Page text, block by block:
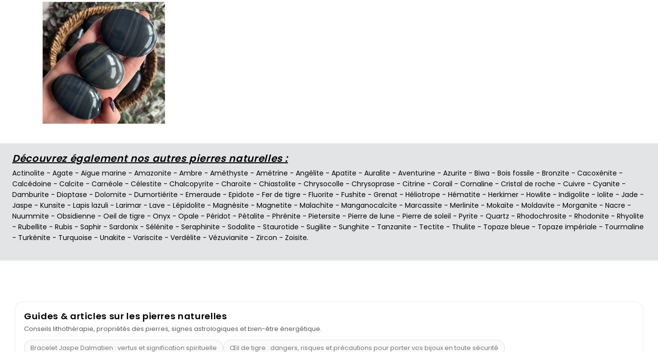
Découvrez également nos autres pierres naturelles :
Actinolite - Agate - Aigue marine - Amazonite - Ambre - Améthyste - Amétrine - Angélite - Apatite - Auralite - Aventurine - Azurite - Biwa - Bois fossile - Bronzite - Cacoxénite -
Calcédoine - Calcite - Carnéole - Célestite - Chalcopyrite - Charoïte - Chiastolite - Chrysocolle - Chrysoprase - Citrine - Corail - Cornaline - Cristal de roche - Cuivre - Cyanite -
Damburite - Dioptase - Dolomite - Dumortiérite - Emeraude - Epidote - Fer de tigre - Fluorite - Fushite - Grenat - Héliotrope - Hématite - Herkimer - Howlite - Indigolite - Iolite - Jade -
Jaspe - Kunsite - Lapis lazuli - Larimar - Lave - Lépidolite - Magnésite - Magnetite - Malachite - Manganocalcite - Marcassite - Merlinite - Mokaïte - Moldavite - Morganite - Nacre -
Nuummite - Obsidienne - Oeil de tigre - Onyx - Opale - Péridot - Pétalite - Phrénite - Pietersite - Pierre de lune - Pierre de soleil - Pyrite - Quartz - Rhodochrosite - Rhodonite - Rhyolite
- Rubellite - Rubis - Saphir - Sardonix - Sélénite - Seraphinite - Sodalite - Staurotide - Sugilite - Sunghite - Tanzanite - Tectite - Thulite - Topaze bleue - Topaze impériale - Tourmaline
- Turkénite - Turquoise - Unakite - Variscite - Verdélite - Vézuvianite - Zircon - Zoisite.
Guides & articles sur les pierres naturelles
Conseils lithothérapie, propriétés des pierres, signes astrologiques et bien-être énergétique.
Bracelet Jaspe Dalmatien : vertus et signification spirituelle
Œil de tigre : dangers, risques et précautions pour porter vos bijoux en toute sécurité